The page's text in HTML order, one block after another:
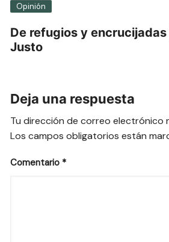
Opinión
De refugios y
Justo
Deja una respuesta
Tu dirección de correo electrónico
Los campos obligatorios están
Comentario *